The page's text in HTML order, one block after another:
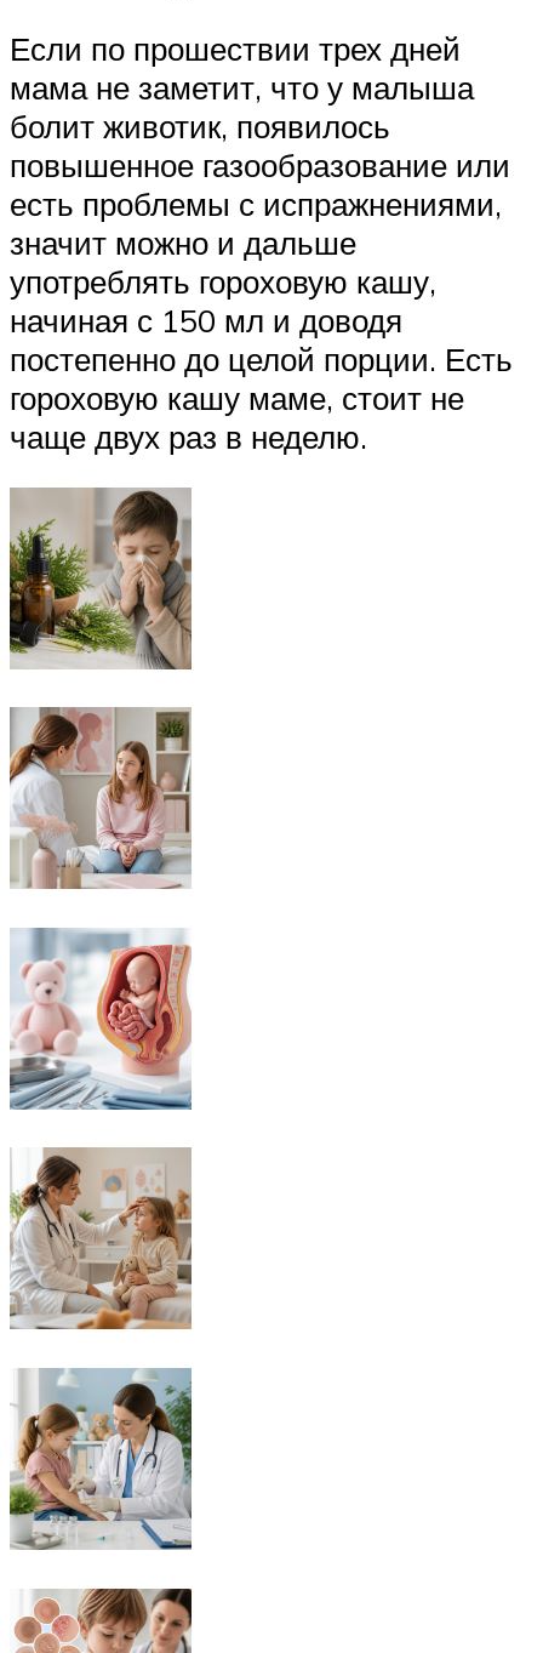
Если по прошествии трех дней
мама не заметит, что у малыша
болит животик, появилось
повышенное газообразование или
есть проблемы с испражнениями,
значит можно и дальше
употреблять гороховую кашу,
начиная с 150 мл и доводя
постепенно до целой порции. Есть
гороховую кашу маме, стоит не
чаще двух раз в неделю.